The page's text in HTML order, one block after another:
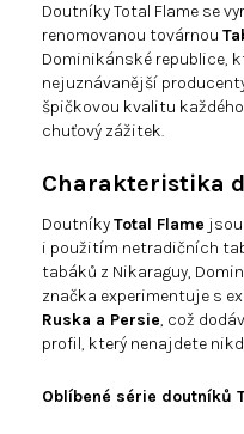
Doutníky Total Flame se
renomovanou továrnou
Dominikánské republice,
nejuznávanější
špičkovou kvalitu
chuťový zážitek.
Charakteristika
DoutníkyTotal Flame
i použitím netradičních
tabáků z Nikaraguy,
značka experimentuje s
Ruska a Persie, což
profil, který nenajdete
Oblíbené série doutníků